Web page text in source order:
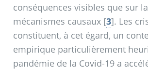
conséquences visibles que sur
mécanismes causaux[3]. Les
constituent, à cet égard, un
empirique particulièrement
pandémie de la Covid-19 a